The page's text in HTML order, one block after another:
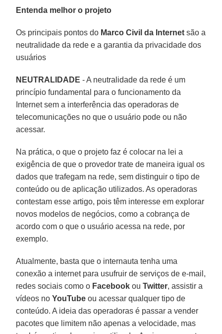
Entenda melhor o projeto
Os principais pontos do Marco Civil da Internet são a
neutralidade da rede e a garantia da privacidade dos
usuários
NEUTRALIDADE - A neutralidade da rede é um
princípio fundamental para o funcionamento da
Internet sem a interferência das operadoras de
telecomunicações no que o usuário pode ou não
acessar.
Na prática, o que o projeto faz é colocar na lei a
exigência de que o provedor trate de maneira igual os
dados que trafegam na rede, sem distinguir o tipo de
conteúdo ou de aplicação utilizados. As operadoras
contestam esse artigo, pois têm interesse em explorar
novos modelos de negócios, como a cobrança de
acordo com o que o usuário acessa na rede, por
exemplo.
Atualmente, basta que o internauta tenha uma
conexão a internet para usufruir de serviços de e-mail,
redes sociais como o Facebook ouTwitter, assistir a
vídeos noYouTube ou acessar qualquer tipo de
conteúdo. A ideia das operadoras é passar a vender
pacotes que limitem não apenas a velocidade, mas